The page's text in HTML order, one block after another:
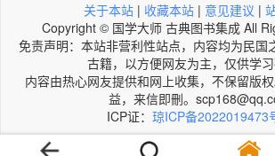
关于本站 | 收藏本站 | 意见建议 |
Copyright © 国学大师 古典图书集成 All
免责声明：本站非营利性站点，内容均为民国
古籍，以方便网友为主，仅供学习
内容由热心网友提供和网上收集，不保留版
益，来信即刪。
ICP证： 琼ICP备2022019473